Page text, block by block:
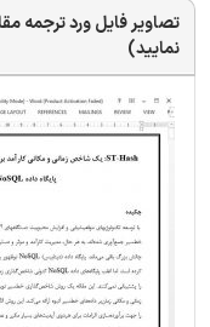
تصاویر فایل ورد ترجمه
نمایید)